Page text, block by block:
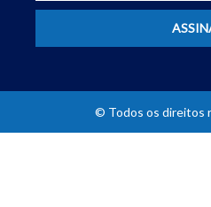
© Todos os direitos